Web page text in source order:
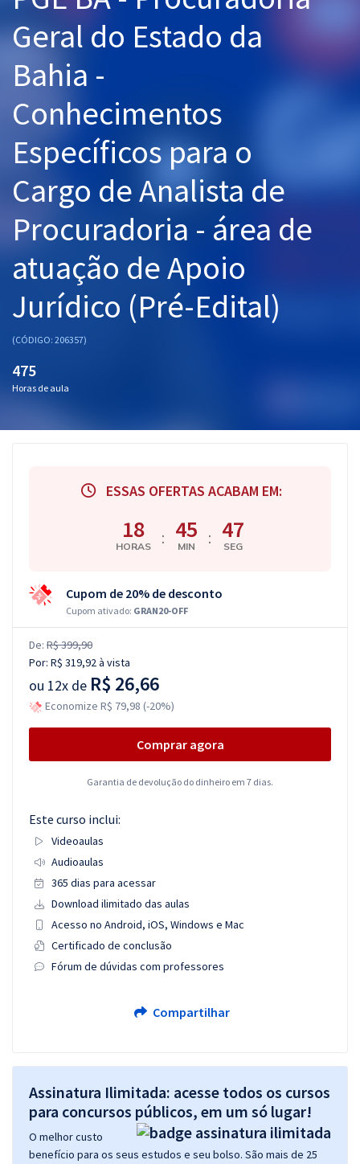
Graduação
Mentorias
Questões grátis
Conteúdo gratuito
Blog
Aprovados
Atendimento
Geral do Estado da
Bahia -
Conhecimentos
Específicos para o
Cargo de Analista de
Procuradoria - área de
atuação de Apoio
Jurídico (Pré-Edital)
(CÓDIGO: 206357)
475
Horas de aula
ESSAS OFERTAS ACABAM EM:
18
HORAS : 45
MIN : 46
SEG
Cupom de 20% de desconto
Cupom ativado: GRAN20-OFF
De: R$ 399,90
Por: R$ 319,92à vista
ou 12x de R$ 26,66
Economize R$ 79,98 (-20%)
Comprar agora
Garantia de devolução do dinheiro em 7 dias.
Este curso inclui:
Videoaulas
Audioaulas
365 dias para acessar
Download ilimitado das aulas
Acesso no Android, iOS, Windows e Mac
Certificado de conclusão
Fórum de dúvidas com professores
Compartilhar
Assinatura Ilimitada: acesse todos os cursos
para concursos públicos, em um só lugar!
O melhor custo
benefício para os seus estudos e seu bolso. São mais de 25